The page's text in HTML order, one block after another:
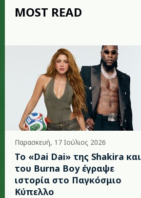
MOST READ
Παρασκευή, 17 Ιούλιος 2026
To «Dai Dai» της Shakira και
του Burna Boy έγραψε
ιστορία στο Παγκόσμιο
Κύπελλο